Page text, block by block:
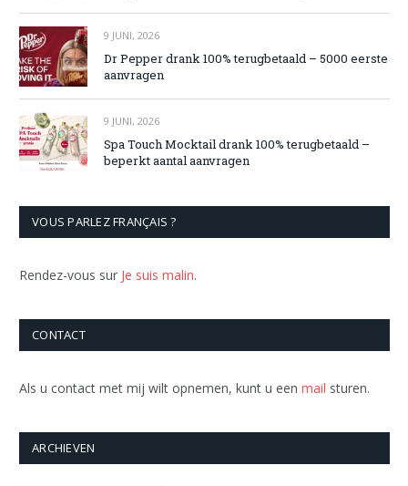
9 JUNI, 2026
Dr Pepper drank 100% terugbetaald – 5000 eerste
aanvragen
9 JUNI, 2026
Spa Touch Mocktail drank 100% terugbetaald –
beperkt aantal aanvragen
VOUS PARLEZ FRANÇAIS ?
Rendez-vous sur Je suis malin.
CONTACT
Als u contact met mij wilt opnemen, kunt u een mail sturen.
ARCHIEVEN